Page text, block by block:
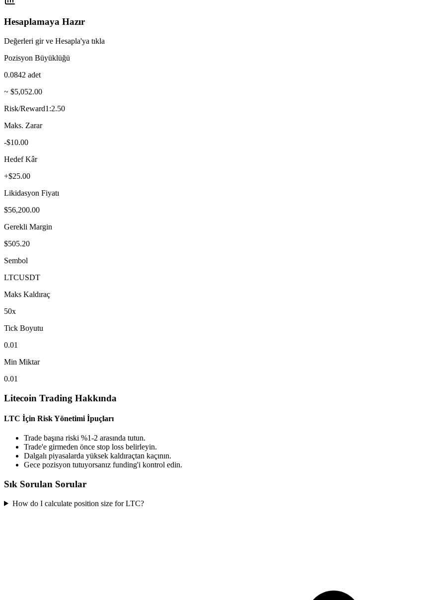
Hesaplamaya Hazır
Değerleri gir ve Hesapla'ya tıkla
Pozisyon Büyüklüğü
0.0842 adet
~ $5,052.00
Risk/Reward1:2.50
Maks. Zarar
-$10.00
Hedef Kâr
+$25.00
Likidasyon Fiyatı
$56,200.00
Gerekli Margin
$505.20
Sembol
LTCUSDT
Maks Kaldıraç
50x
Tick Boyutu
0.01
Min Miktar
0.01
Litecoin Trading Hakkında
LTC İçin Risk Yönetimi İpuçları
Trade başına riski %1-2 arasında tutun.
Trade'e girmeden önce stop loss belirleyin.
Dalgalı piyasalarda yüksek kaldıraçtan kaçının.
Gece pozisyon tutuyorsanız funding'i kontrol edin.
Sık Sorulan Sorular
How do I calculate position size for LTC?